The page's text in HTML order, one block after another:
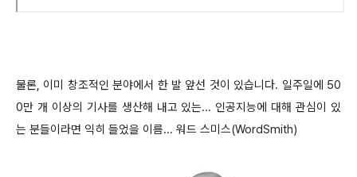
물론, 이미 창조적인 분야에서 한 발 앞선 것이 있습니다. 일주일에 50
0만 개 이상의 기사를 생산해 내고 있는... 인공지능에 대해 관심이 있
는 분들이라면 익히 들었을 이름... 워드 스미스(WordSmith)